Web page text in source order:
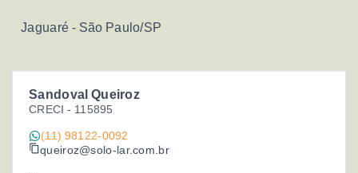
Sandoval Queiroz
CRECI - 115895
(11) 98122-0092
queiroz@solo-lar.com.br
Jaguaré - São Paulo/SP